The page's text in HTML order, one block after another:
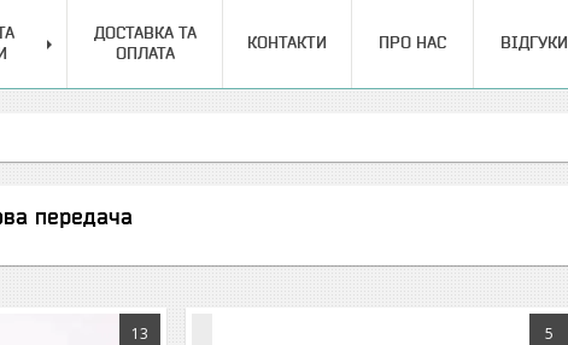
ДОСТАВКА ТА
ОПЛАТА
КОНТАКТИ ПРО НАС ВІДГУКИ
передача
13 5